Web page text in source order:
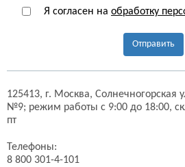
Я согласен на обработку
Отправить
125413, г. Москва, Солнечногорская
№9; режим работы с 9:00 до 18:00,
пт
Телефоны:
8 800 301-4-101